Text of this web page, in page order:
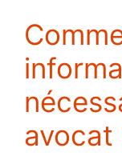
avocat